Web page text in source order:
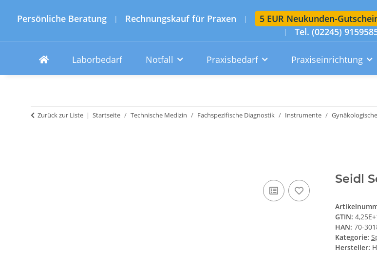
Persönliche Beratung | Rechnungskauf für Praxen | 5 EUR Neukunden-
| Tel. (02245)
Laborbedarf Notfall Praxisbedarf Praxiseinrichtung
Suchen
Wunschzettel
Zurück zur Liste Startseite Technische Medizin Fachspezifische Diagnostik Instrumente
Seidl
GTIN:
HAN: 70-
Kategorie:
Hersteller: